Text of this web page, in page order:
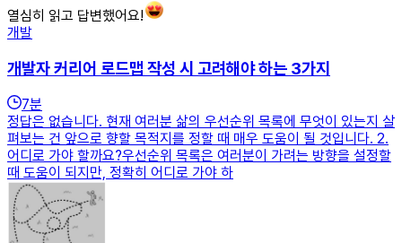
열심히 읽고 답변했어요!
개발
개발자 커리어 로드맵 작성 시 고려해야 하는 3가지
7분
정답은 없습니다. 현재 여러분 삶의 우선순위 목록에 무엇이 있는지 살
펴보는 건 앞으로 향할 목적지를 정할 때 매우 도움이 될 것입니다. 2.
어디로 가야 할까요?우선순위 목록은 여러분이 가려는 방향을 설정할
때 도움이 되지만, 정확히 어디로 가야 하